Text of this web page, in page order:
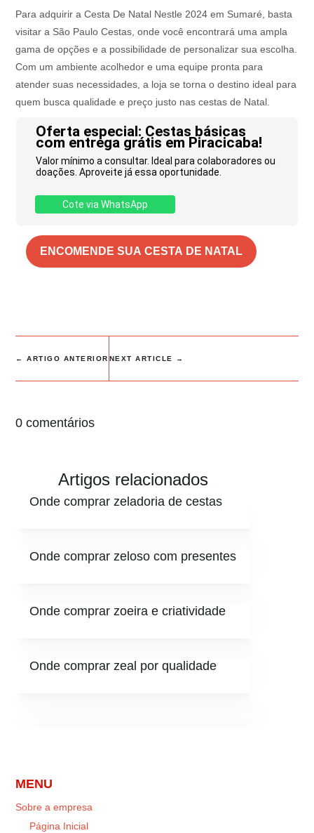
Para adquirir a Cesta De Natal Nestle 2024 em Sumaré, basta
visitar a São Paulo Cestas, onde você encontrará uma ampla
gama de opções e a possibilidade de personalizar sua escolha.
Com um ambiente acolhedor e uma equipe pronta para
atender suas necessidades, a loja se torna o destino ideal para
quem busca qualidade e preço justo nas cestas de Natal.
Oferta especial: Cestas básicas
com entrega grátis em Piracicaba!
Valor mínimo a consultar. Ideal para colaboradores ou
doações. Aproveite já essa oportunidade.
Cote via WhatsApp
ENCOMENDE SUA CESTA DE NATAL
←ARTIGO ANTERIOR NEXT ARTICLE →
0 comentários
Artigos relacionados
Onde comprar zeladoria de cestas
Onde comprar zeloso com presentes
Onde comprar zoeira e criatividade
Onde comprar zeal por qualidade
MENU
Sobre a empresa
Página Inicial